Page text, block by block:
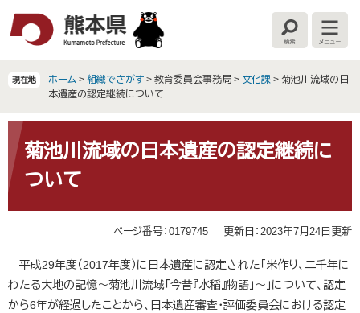
文
へ
検
索
メ
ニ
ー
現在地 ホーム > 組織でさがす > 教育委員会事務局 > 文化課 > 菊池川流域の日
本遺産の認定継続について
文 菊池川流域の日本遺産の認定継続に
ついて
ページ番号：0179745 更新日：2023年7月24日更新
平成29年度（2017年度）に日本遺産に認定された「米作り、二千年に
わたる大地の記憶～菊池川流域「今昔『水稲』物語」～」について、認定
から6年が経過したことから、日本遺産審査・評価委員会における認定